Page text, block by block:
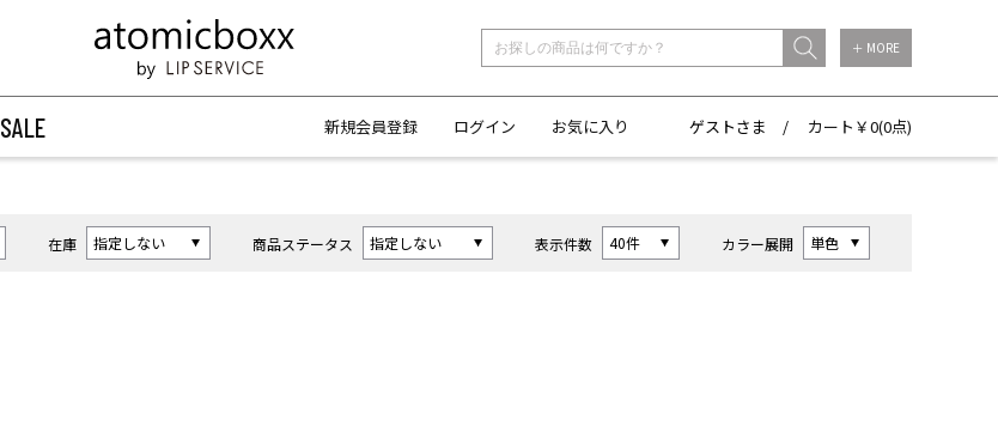
＋ MORE
SALE 新規会員登録 ログイン お気に入り ゲストさま / カート￥0(0点)
在庫 商品ステータス 表示件数 カラー展開